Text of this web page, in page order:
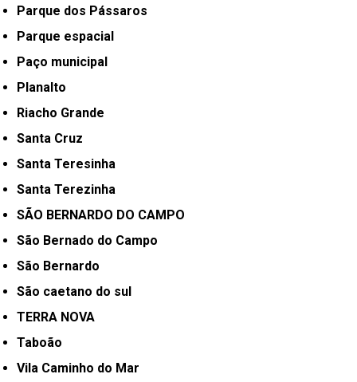
Parque dos Pássaros
Parque espacial
Paço municipal
Planalto
Riacho Grande
Santa Cruz
Santa Teresinha
Santa Terezinha
SÃO BERNARDO DO CAMPO
São Bernado do Campo
São Bernardo
São caetano do sul
TERRA NOVA
Taboão
Vila Caminho do Mar